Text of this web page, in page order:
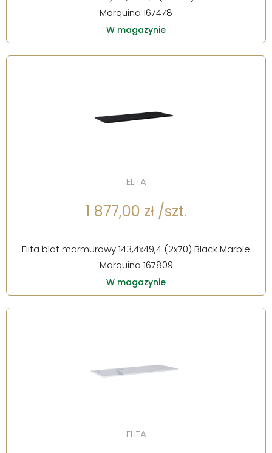
Marquina 167478
W magazynie
ELITA
1 877,00 zł /szt.
Elita blat marmurowy 143,4x49,4 (2x70) Black Marble
Marquina 167809
W magazynie
ELITA